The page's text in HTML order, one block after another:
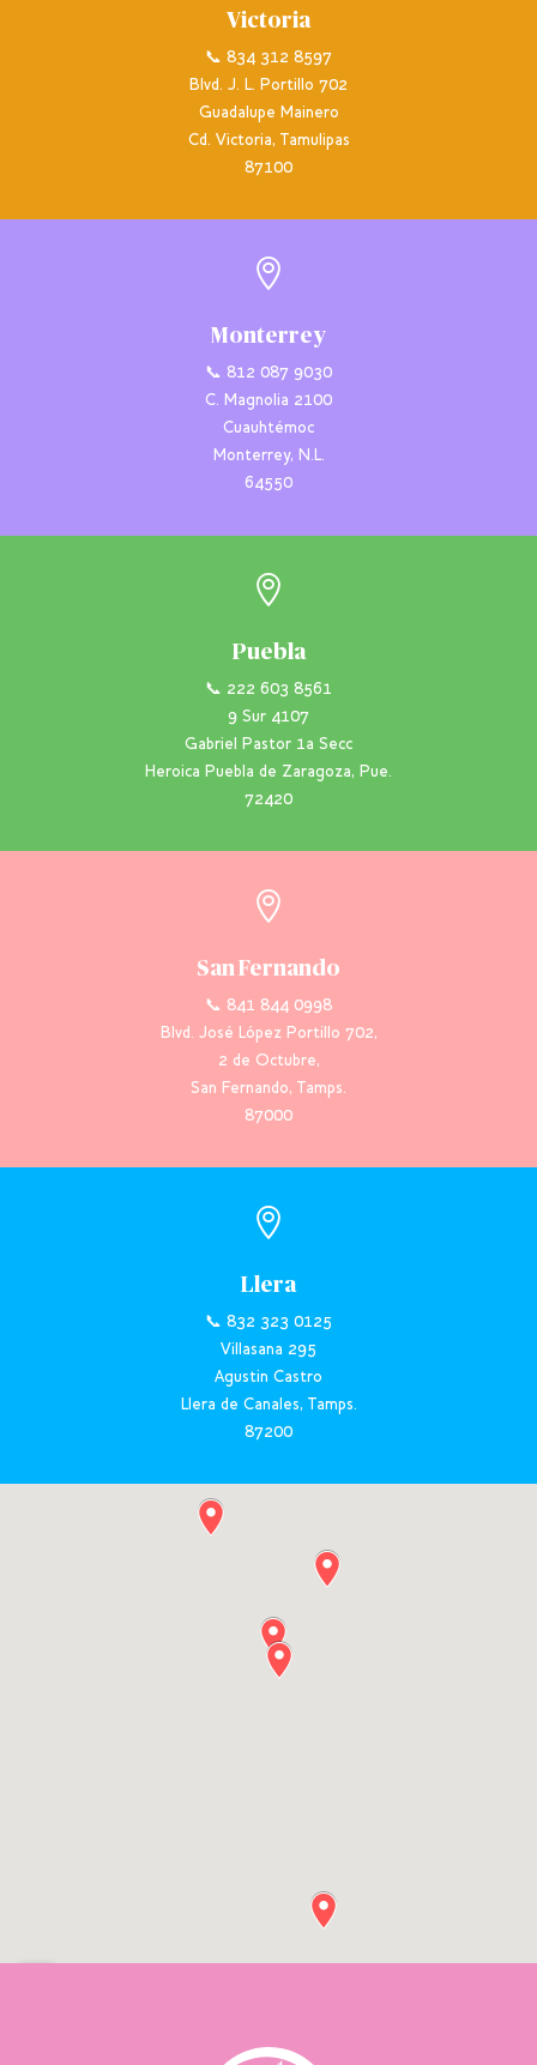
Victoria
📞 834 312 8597
Blvd. J. L. Portillo 702
Guadalupe Mainero
Cd. Victoria, Tamulipas
87100

Monterrey
📞 812 087 9030
C. Magnolia 2100
Cuauhtémoc
Monterrey, N.L.
64550

Puebla
📞 222 603 8561
9 Sur 4107
Gabriel Pastor 1a Secc
Heroica Puebla de Zaragoza, Pue.
72420

San Fernando
📞 841 844 0998
Blvd. José López Portillo 702,
2 de Octubre,
San Fernando, Tamps.
87000

Llera
📞 832 323 0125
Villasana 295
Agustin Castro
Llera de Canales, Tamps.
87200